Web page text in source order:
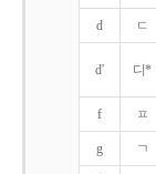
d ㄷ
d' 디*
f ㅍ
g ㄱ